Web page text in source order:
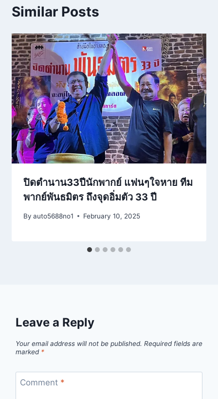
Similar Posts
ปิดตำนาน33ปีนักพากย์ แฟนๆใจหาย ทีม
พากย์พันธมิตร ถึงจุดอิ่มตัว 33 ปี
By auto5688no1 February 10, 2025
Leave a Reply
Your email address will not be published. Required fields are
marked *
Comment *